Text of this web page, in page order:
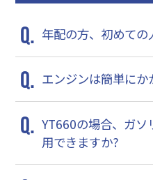
年配の方、初めて
エンジンは簡単にか
YT660の場合、ガソ
用できますか?